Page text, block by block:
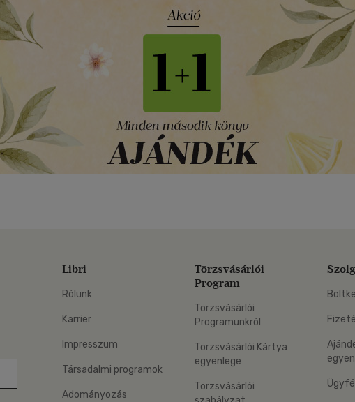
Libri
Rólunk
Karrier
Impresszum
Társadalmi programok
Adományozás
Törzsvásárlói
Program
Törzsvásárlói
Programunkról
Törzsvásárlói Kártya
egyenlege
Törzsvásárlói